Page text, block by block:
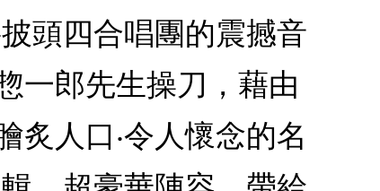
頭四合唱團的震撼音
一郎先生操刀，藉由
炙人口‧令人懷念的名